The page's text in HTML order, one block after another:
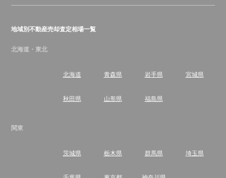
地域別不動産売却査定相場一覧
北海道・東北
北海道 青森県 岩手県 宮城県
秋田県 山形県 福島県
関東
茨城県 栃木県 群馬県 埼玉県